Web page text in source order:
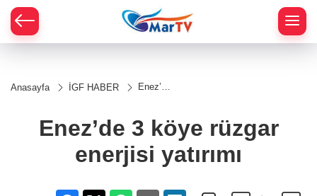
Anasayfa İGF HABER
Enez’de
enerjisi
yatırımı
Enez’de 3 köye rüzgar
enerjisi yatırımı